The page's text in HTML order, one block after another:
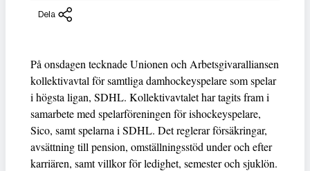
Dela
På onsdagen tecknade Unionen och Arbetsgivaralliansen
kollektivavtal för samtliga damhockeyspelare som spelar
i högsta ligan, SDHL. Kollektivavtalet har tagits fram i
samarbete med spelarföreningen för ishockeyspelare,
Sico, samt spelarna i SDHL. Det reglerar försäkringar,
avsättning till pension, omställningsstöd under och efter
karriären, samt villkor för ledighet, semester och sjuklön.